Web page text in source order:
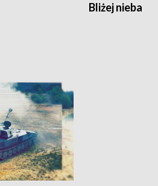
Bliżej nieba